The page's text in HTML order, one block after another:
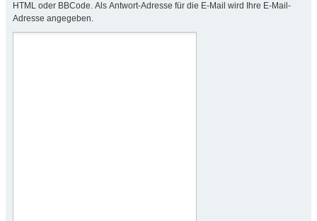
HTML oder BBCode. Als Antwort-Adresse für die E-Mail wird Ihre E-Mail-
Adresse angegeben.